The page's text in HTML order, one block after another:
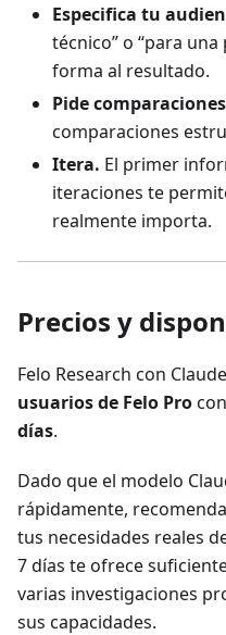
Especifica tu
técnico” o “para
forma al resultado.
Pide
comparaciones
Itera. El primer
iteraciones te
realmente importa.
Precios y
Felo Research con
usuarios de Felo Pro
días.
Dado que el modelo
rápidamente,
tus necesidades reales
7 días te ofrece
varias investigaciones
sus capacidades.